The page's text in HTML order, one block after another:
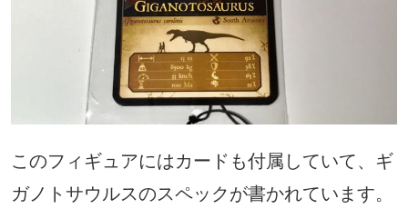
このフィギュアにはカードも付属していて、ギ
ガノトサウルスのスペックが書かれています。